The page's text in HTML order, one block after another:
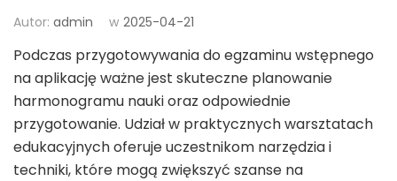
Autor: admin w 2025-04-21
Podczas przygotowywania do egzaminu wstępnego
na aplikację ważne jest skuteczne planowanie
harmonogramu nauki oraz odpowiednie
przygotowanie. Udział w praktycznych warsztatach
edukacyjnych oferuje uczestnikom narzędzia i
techniki, które mogą zwiększyć szanse na